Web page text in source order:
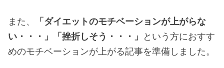
また、
「ダイエットのモチベーションが上がらな
い・・・」「挫折しそう・・・」
という方におすす
めのモチベーションが上がる記事を準備しました。